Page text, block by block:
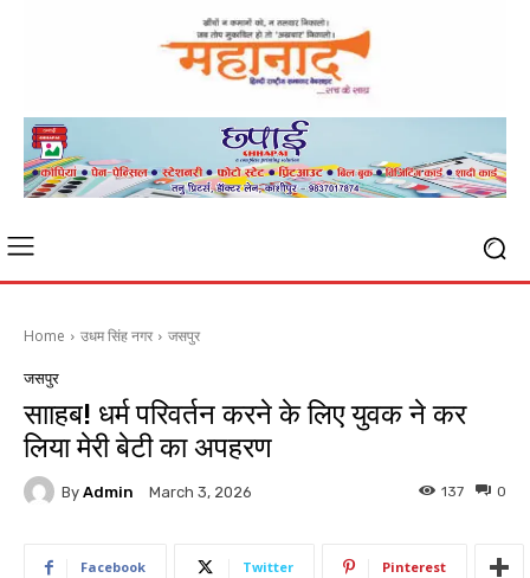
Home उधम सिंह नगर जसपुर
जसपुर
सााहब! धर्म परिवर्तन करने के लिए युवक ने कर
लिया मेरी बेटी का अपहरण
By Admin March 3, 2026 0
137
Facebook Twitter Pinterest